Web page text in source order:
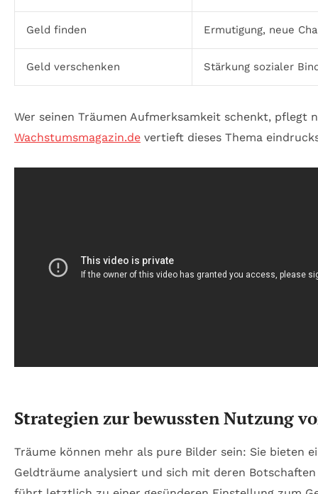
Geld finden Ermutigung, neue
Geld verschenken Stärkung sozialer
Wer seinen Träumen Aufmerksamkeit schenkt,
Wachstumsmagazin.de vertieft dieses Thema
Strategien zur bewussten Nutzung
Träume können mehr als pure Bilder sein: Sie bieten
Geldträume analysiert und sich mit deren